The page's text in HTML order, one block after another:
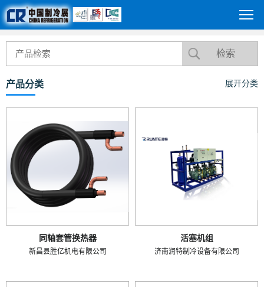
产品分类 展开分类
同轴套管换热器
新昌县胜亿机电有限公司
活塞机组
济南润特制冷设备有限公司